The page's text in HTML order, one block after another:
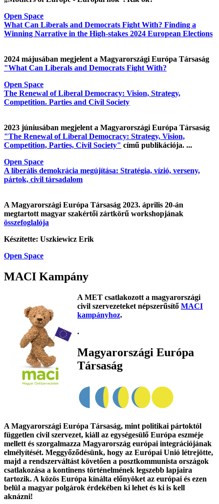
Open Space
What Can Liberals and Democrats Fight With? Finding a
Winning Narrative in the High-stakes 2024 European Elections
2024 májusában megjelent a Magyarországi Európa Társaság
"What Can Liberals and Democrats Fight With?
Open Space
The Renewal of Liberal Democracy: Vision, Strategy,
Competition. Parties and Civil Society
2023 júniusában megjelent a Magyarországi Európa Társaság
"The Renewal of Liberal Democracy: Strategy, Vision,
Competition, Parties, Civil Society" című publikációja. ...
Open Space
A liberális demokrácia megújítása: Stratégia, vízió, verseny,
pártok, civil társadalom
A Magyarországi Európa Társaság 2023. április 20-án
megtartott magyar szakértői zártkörű workshopjának
összefoglalója
Készítette: Uszkiewicz Erik
Open Space
MACI Kampány
A MET csatlakozott a magyarországi
civil szervezeteket népszerűsítő MACI
kampányhoz.
.
Magyarországi Európa
Társaság
A Magyarországi Európa Társaság, mint politikai pártoktól
független civil szervezet, kiáll az egységesülő Európa eszméje
mellett és szorgalmazza Magyarország európai integrációjának
elmélyítését. Meggyőződésünk, hogy az Európai Unió létrejötte,
majd a rendszerváltást követően a posztkommunista országok
csatlakozása a kontinens történelmének legszebb lapjaira
tartozik. A közös Európa kínálta előnyöket az európai és ezen
belül a magyar polgárok érdekében ki lehet és ki is kell
aknázni!